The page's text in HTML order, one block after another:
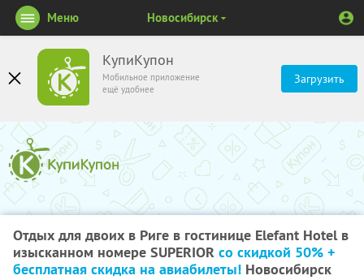
КупиКупон
Мобильное приложение
ещё удобнее
Загрузить
Меню Новосибирск
Отдых для двоих в Риге в гостинице Elefant Hotel в
изысканном номере SUPERIOR со скидкой 50% +
бесплатная скидка на авиабилеты! Новосибирск